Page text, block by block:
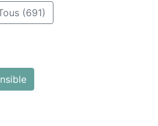
(691)